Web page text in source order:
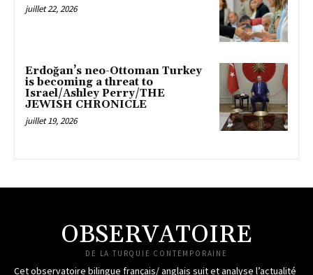
juillet 22, 2026
Erdoğan’s neo-Ottoman Turkey
is becoming a threat to
Israel/Ashley Perry/THE
JEWISH CHRONICLE
juillet 19, 2026
OBSERVATOIRE
DE LA TURQUIE CONTEMPORAINE
Cet observatoire bilingue français/ anglais suit et analyse l’actualité